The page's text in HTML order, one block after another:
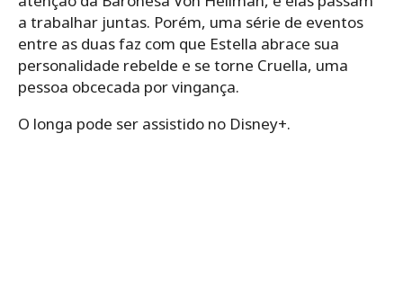
a trabalhar juntas. Porém, uma série de eventos
entre as duas faz com que Estella abrace sua
personalidade rebelde e se torne Cruella, uma
pessoa obcecada por vingança.
O longa pode ser assistido no Disney+.